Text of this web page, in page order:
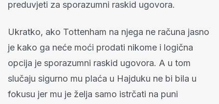
preduvjeti za sporazumni raskid ugovora.
Ukratko, ako Tottenham na njega ne računa jasno
je kako ga neće moći prodati nikome i logična
opcija je sporazumni raskid ugovora. A u tom
slučaju sigurno mu plaća u Hajduku ne bi bila u
fokusu jer mu je želja samo istrčati na puni